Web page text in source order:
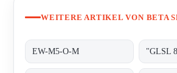
WEITERE ARTIKEL VON BETA
EW-M5-O-M